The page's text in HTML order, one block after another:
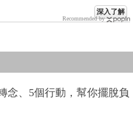
深入了解
Recommended by
念、5個行動，幫你擺脫負